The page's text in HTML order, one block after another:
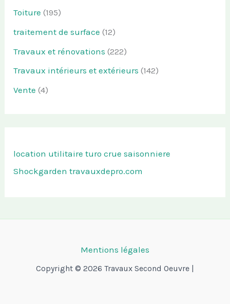
Toiture (195)
traitement de surface (12)
Travaux et rénovations (222)
Travaux intérieurs et extérieurs (142)
Vente (4)
location utilitaire turo crue saisonniere
Shockgarden travauxdepro.com
Mentions légales
Copyright © 2026 Travaux Second Oeuvre |